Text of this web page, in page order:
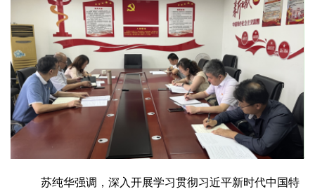
苏纯华强调，深入开展学习贯彻习近平新时代中国特